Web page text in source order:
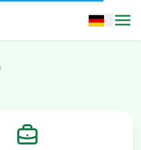
Open options